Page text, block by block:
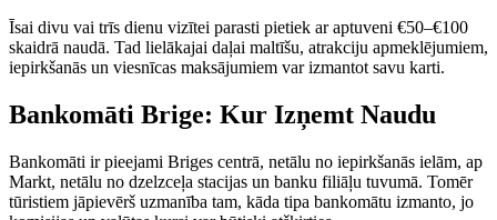
Īsai divu vai trīs dienu vizītei parasti pietiek ar aptuveni €50–€100
skaidrā naudā. Tad lielākajai daļai maltīšu, atrakciju apmeklējumiem,
iepirkšanās un viesnīcas maksājumiem var izmantot savu karti.
Bankomāti Brige: Kur Izņemt Naudu
Bankomāti ir pieejami Briges centrā, netālu no iepirkšanās ielām, ap
Markt, netālu no dzelzceļa stacijas un banku filiāļu tuvumā. Tomēr
tūristiem jāpievērš uzmanība tam, kāda tipa bankomātu izmanto, jo